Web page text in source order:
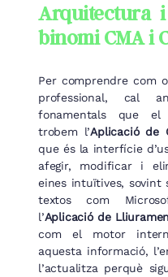
Arquitectura
binomi CMA i
Per comprendre com
professional, cal
fonamentals que el
trobem l’Aplicació de
que és la interfície
afegir, modificar i
eines intuïtives, sovint
textos com
l’Aplicació de
com el motor
aquesta informació,
l’actualitza perquè